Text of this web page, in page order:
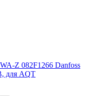
Z 082F1266 Danfoss
для AQT